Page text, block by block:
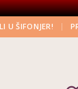
U ŠIFONJER! |